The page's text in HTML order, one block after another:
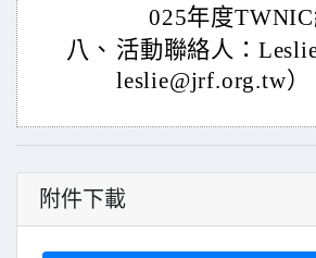
025年度
八、 活動聯絡人：
leslie@jrf.org.tw）
附件下載